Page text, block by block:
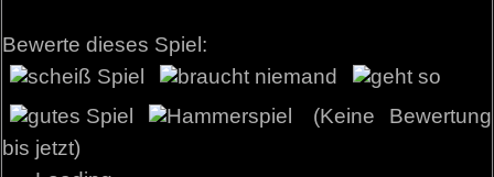
Bewerte dieses Spiel:
(Keine Bewertung
bis jetzt)